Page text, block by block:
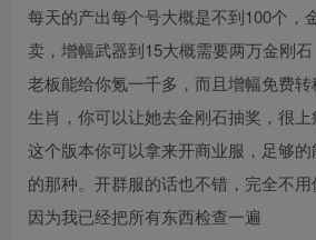
每天的产出每个号大概是不到100个，
卖，增幅武器到15大概需要两万金刚石
老板能给你氪一千多，而且增幅免费
生肖，你可以让她去金刚石抽奖，很上
这个版本你可以拿来开商业服，足够
的那种。开群服的话也不错，完全不用
因为我已经把所有东西检查一遍